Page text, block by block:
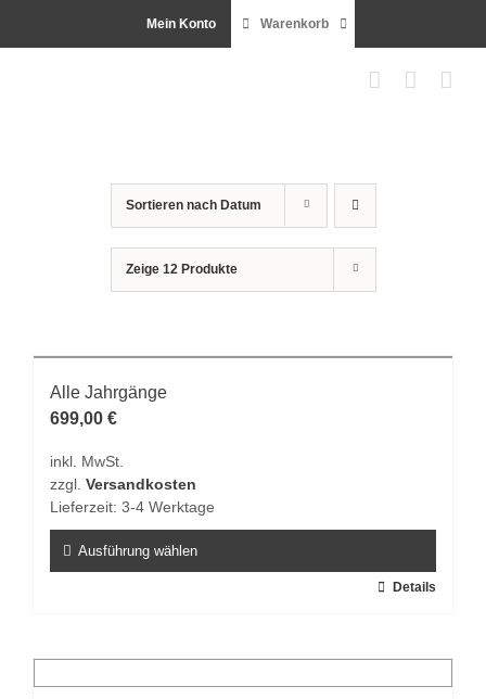
Mein Konto Warenkorb
Sortieren nach Datum
Zeige 12 Produkte
Alle Jahrgänge
699,00 €
inkl. MwSt.
zzgl. Versandkosten
Lieferzeit: 3-4 Werktage
Ausführung wählen
Varianten
Details